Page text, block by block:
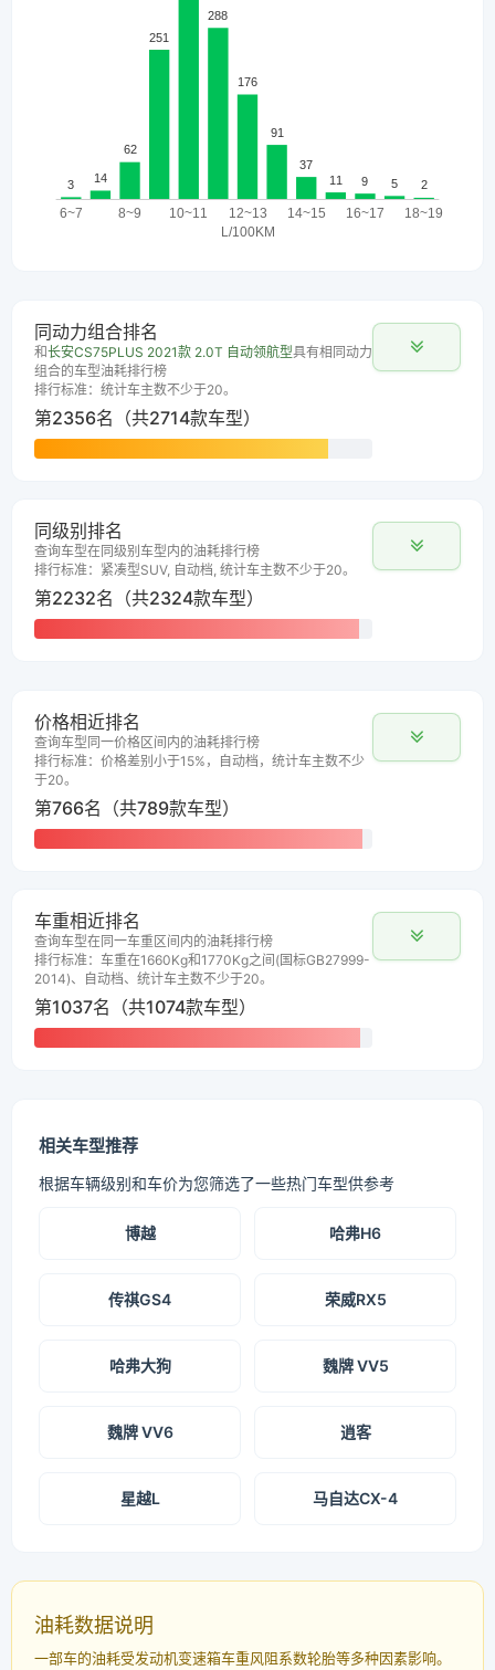
同动力组合排名
和长安CS75PLUS 2021款 2.0T 自动领航型具有相同动力
组合的车型油耗排行榜
排行标准：统计车主数不少于20。
第2356名（共2714款车型）
同级别排名
查询车型在同级别车型内的油耗排行榜
排行标准：紧凑型SUV, 自动档, 统计车主数不少于20。
第2232名（共2324款车型）
价格相近排名
查询车型同一价格区间内的油耗排行榜
排行标准：价格差别小于15%，自动档，统计车主数不少
于20。
第766名（共789款车型）
车重相近排名
查询车型在同一车重区间内的油耗排行榜
排行标准：车重在1660Kg和1770Kg之间(国标GB27999-
2014)、自动档、统计车主数不少于20。
第1037名（共1074款车型）
相关车型推荐
根据车辆级别和车价为您筛选了一些热门车型供参考
博越 哈弗H6
传祺GS4 荣威RX5
哈弗大狗 魏牌 VV5
魏牌 VV6 逍客
星越L 马自达CX-4
油耗数据说明
一部车的油耗受发动机变速箱车重风阻系数轮胎等多种因素影响。